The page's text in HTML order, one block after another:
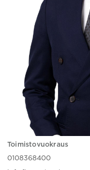
Toimistovuokraus
0108368400